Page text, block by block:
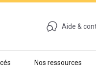
Aide &
Nos ressources